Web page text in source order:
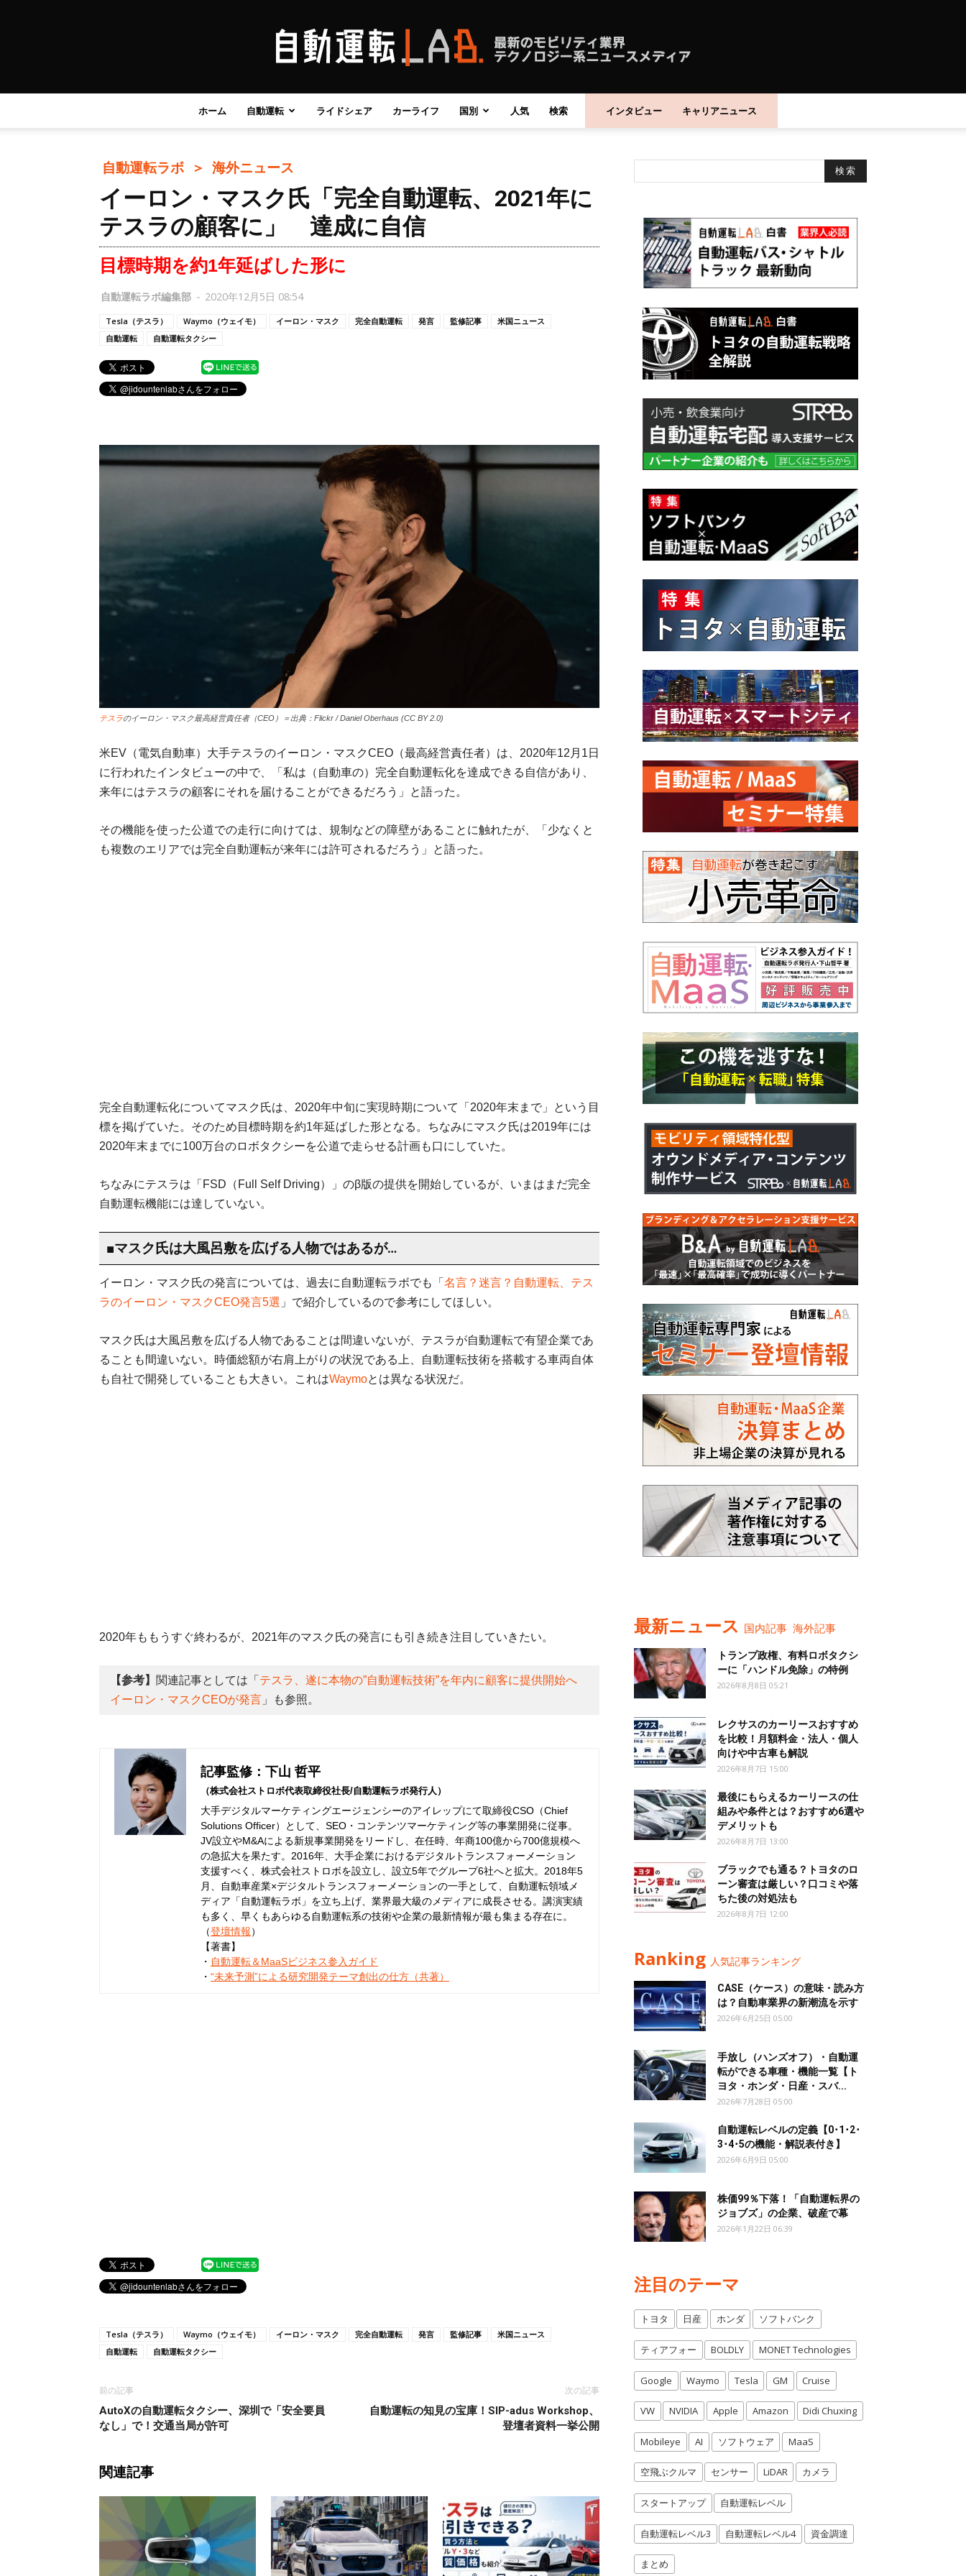
自
ボ
ホーム 自動運転 ライドシェア カーライフ 国別 人気 検索 インタビュー キャリアニュース
自動運転ラボ ＞ 海外ニュース
イーロン・マスク氏「完全自動運転、2021年に
テスラの顧客に」 達成に自信
目標時期を約1年延ばした形に
自動運転ラボ編集部 - 2020年12月5日 08:54
Tesla（テスラ） Waymo（ウェイモ） イーロン・マスク 完全自動運転 発言 監修記事
米国ニュース
自動運転
自動運転タクシー
テスラのイーロン・マスク最高経営責任者（CEO）＝出典：Flickr / Daniel Oberhaus (CC BY 2.0)
米EV（電気自動車）大手テスラのイーロン・マスクCEO（最高経営責任者）は、2020年12月1日
に行われたインタビューの中で、「私は（自動車の）完全自動運転化を達成できる自信があり、
来年にはテスラの顧客にそれを届けることができるだろう」と語った。
その機能を使った公道での走行に向けては、規制などの障壁があることに触れたが、「少なくと
も複数のエリアでは完全自動運転が来年には許可されるだろう」と語った。
完全自動運転化についてマスク氏は、2020年中旬に実現時期について「2020年末まで」という目
標を掲げていた。そのため目標時期を約1年延ばした形となる。ちなみにマスク氏は2019年には
2020年末までに100万台のロボタクシーを公道で走らせる計画も口にしていた。
ちなみにテスラは「FSD（Full Self Driving）」のβ版の提供を開始しているが、いまはまだ完全
自動運転機能には達していない。
■マスク氏は大風呂敷を広げる人物ではあるが…
イーロン・マスク氏の発言については、過去に自動運転ラボでも「 名言？迷言？自動運転、テス
ラのイーロン・マスクCEO発言5選 」で紹介しているので参考にしてほしい。
マスク氏は大風呂敷を広げる人物であることは間違いないが、テスラが自動運転で有望企業であ
ることも間違いない。時価総額が右肩上がりの状況である上、自動運転技術を搭載する車両自体
も自社で開発していることも大きい。これはWaymoとは異なる状況だ。
2020年ももうすぐ終わるが、2021年のマスク氏の発言にも引き続き注目していきたい。
【参考】 関連記事としては「 テスラ、遂に本物の”自動運転技術”を年内に顧客に提供開始へ
イーロン・マスクCEOが発言 」も参照。
記事監修：下山 哲平
（株式会社ストロボ代表取締役社長/自動運転ラボ発行人）
大手デジタルマーケティングエージェンシーのアイレップにて取締役CSO（Chief
Solutions Officer）として、SEO・コンテンツマーケティング等の事業開発に従事。
JV設立やM&Aによる新規事業開発をリードし、在任時、年商100億から700億規模へ
の急拡大を果たす。2016年、大手企業におけるデジタルトランスフォーメーション
支援すべく、株式会社ストロボを設立し、設立5年でグループ6社へと拡大。2018年5
月、自動車産業×デジタルトランスフォーメーションの一手として、自動運転領域メ
ディア「自動運転ラボ」を立ち上げ、業界最大級のメディアに成長させる。講演実績
も多く、早くもあらゆる自動運転系の技術や企業の最新情報が最も集まる存在に。
（登壇情報）
【著書】
・ 自動運転＆MaaSビジネス参入ガイド
・ “未来予測”による研究開発テーマ創出の仕方（共著）
Tesla（テスラ） Waymo（ウェイモ） イーロン・マスク 完全自動運転 発言 監修記事
米国ニュース
自動運転
自動運転タクシー
前の記事
AutoXの自動運転タクシー、深圳で「安全要員
なし」で！交通当局が許可
次の記事
自動運転の知見の宝庫！SIP-adus Workshop、
登壇者資料一挙公開
関連記事
最新ニュース 国内記事 海外記事
トランプ政権、有料ロボタクシ
ーに「ハンドル免除」の特例
2026年8月8日 05:21
レクサスのカーリースおすすめ
を比較！月額料金・法人・個人
向けや中古車も解説
2026年8月7日 15:00
最後にもらえるカーリースの仕
組みや条件とは？おすすめ6選や
デメリットも
2026年8月7日 13:00
ブラックでも通る？トヨタのロ
ーン審査は厳しい？口コミや落
ちた後の対処法も
2026年8月7日 12:00
Ranking 人気記事ランキング
CASE（ケース）の意味・読み方
は？自動車業界の新潮流を示す
2026年6月25日 05:00
手放し（ハンズオフ）・自動運
転ができる車種・機能一覧【ト
ヨタ・ホンダ・日産・スバ...
2026年7月28日 05:00
自動運転レベルの定義【0･1･2･
3･4･5の機能・解説表付き】
2026年6月9日 05:00
株価99％下落！「自動運転界の
ジョブズ」の企業、破産で幕
2026年1月22日 06:39
注目のテーマ
トヨタ 日産 ホンダ ソフトバンク
ティアフォー BOLDLY MONET Technologies
Google Waymo Tesla GM Cruise
VW NVIDIA Apple Amazon Didi Chuxing
Mobileye AI ソフトウェア MaaS
空飛ぶクルマ センサー LiDAR カメラ
スタートアップ 自動運転レベル
自動運転レベル3 自動運転レベル4 資金調達
まとめ